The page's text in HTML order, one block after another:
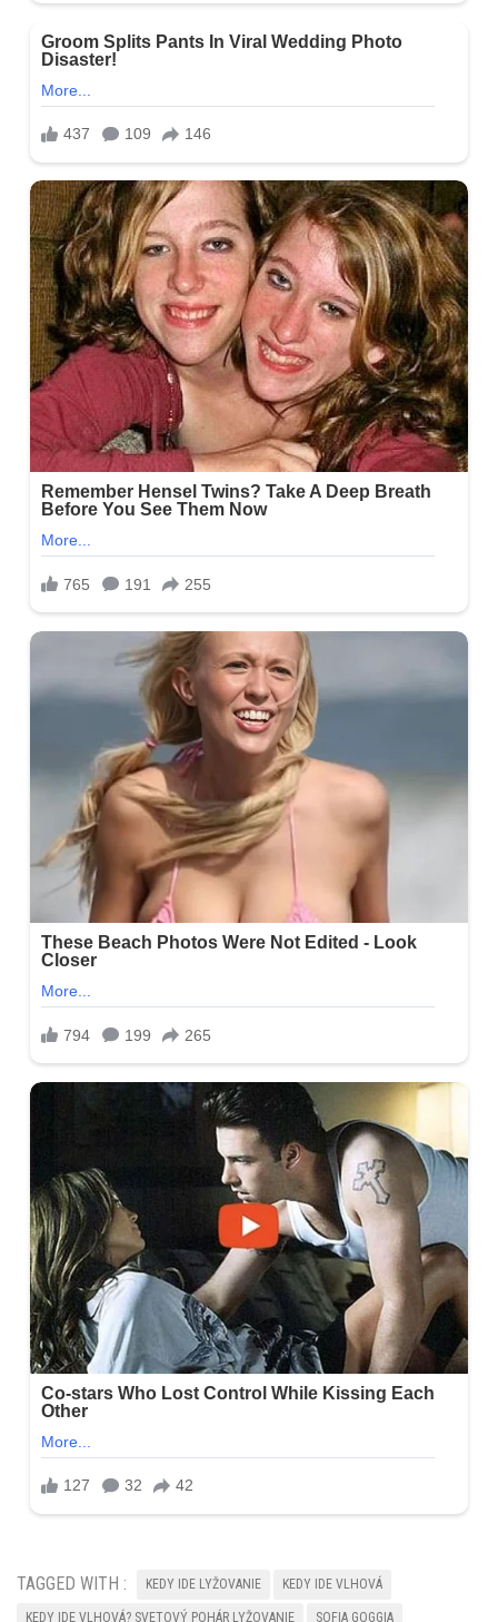
TAGGED WITH : KEDY IDE LYŽOVANIE KEDY IDE VLHOVÁ
KEDY IDE VLHOVÁ? SVETOVÝ POHÁR LYŽOVANIE SOFIA GOGGIA